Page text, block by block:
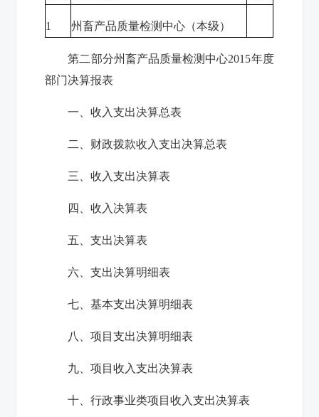
1 州畜产品质量检测中心（本级）
第二部分州畜产品质量检测中心2015年度
部门决算报表
一、收入支出决算总表
二、财政拨款收入支出决算总表
三、收入支出决算表
四、收入决算表
五、支出决算表
六、支出决算明细表
七、基本支出决算明细表
八、项目支出决算明细表
九、项目收入支出决算表
十、行政事业类项目收入支出决算表